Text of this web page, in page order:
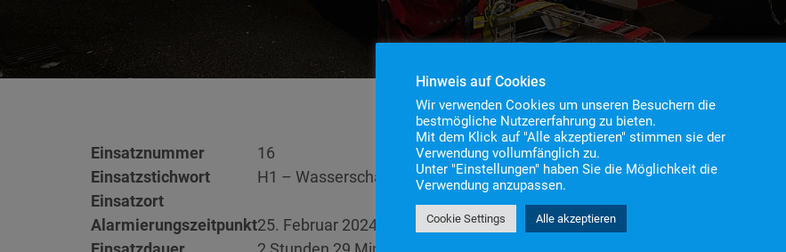
Einsatznummer
16
Einsatzstichwort
H1 – Wasserschaden
Einsatzort
Alarmierungszeitpunkt25. Februar 2024 22:31
Hinweis auf Cookies
Wir verwenden Cookies um unseren Besuchern die
bestmögliche Nutzererfahrung zu bieten.
Mit dem Klick auf "Alle akzeptieren" stimmen sie der
Verwendung vollumfänglich zu.
Unter "Einstellungen" haben Sie die Möglichkeit die
Verwendung anzupassen.
Cookie Settings Alle akzeptieren